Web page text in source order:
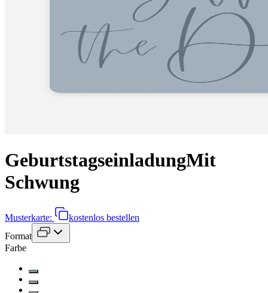
GeburtstagseinladungMit
Schwung
Musterkarte:
kostenlos bestellen
Format
Farbe